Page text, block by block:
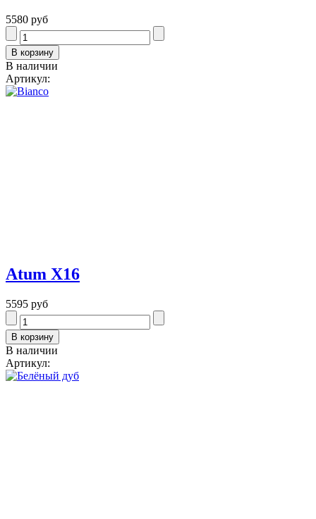
5580 руб
В наличии
Артикул:
Atum Х16
5595 руб
В наличии
Артикул: